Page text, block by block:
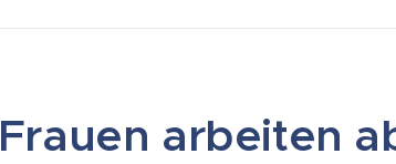
Frauen arbeiten